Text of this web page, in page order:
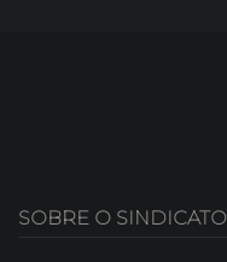
SOBRE O SINDICATO